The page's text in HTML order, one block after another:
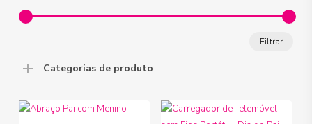
Filtrar
Categorias de produto